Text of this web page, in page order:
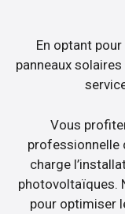
En optant
panneaux
Vous
professionnelle
charge
photovoltaïques.
pour optimiser